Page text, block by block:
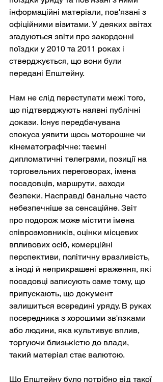
інформаційні матеріали, пов'язані з
офіційними візитами. У деяких звітах
згадуються звіти про закордонні
поїздки у 2010 та 2011 роках і
стверджується, що вони були
передані Епштейну.
Нам не слід переступати межі того,
що підтверджують наявні публічні
докази. Існує передбачувана
спокуса уявити щось моторошне чи
кінематографічне: таємні
дипломатичні телеграми, позиції на
торговельних переговорах, імена
посадовців, маршрути, заходи
безпеки. Насправді банальне часто
небезпечніше за сенсаційне. Звіт
про подорож може містити імена
співрозмовників, оцінки місцевих
впливових осіб, комерційні
перспективи, політичну вразливість,
а іноді й неприкрашені враження, які
посадовці записують саме тому, що
припускають, що документ
залишиться всередині уряду. В руках
посередника з хорошими зв'язками
або людини, яка культивує вплив,
торгуючи близькістю до влади,
такий матеріал стає валютою.
Що Епштейну було потрібно від такої